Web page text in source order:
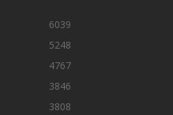
6039
5248
4767
3846
3808